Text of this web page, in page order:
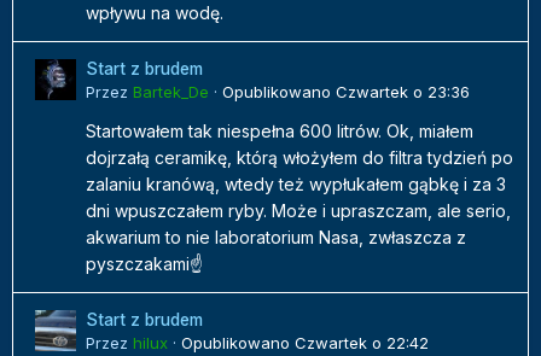
wpływu na wodę.
Start z brudem
Przez Bartek_De · Opublikowano Czwartek o 23:36
Startowałem tak niespełna 600 litrów. Ok, miałem
dojrzałą ceramikę, którą włożyłem do filtra tydzień po
zalaniu kranówą, wtedy też wypłukałem gąbkę i za 3
dni wpuszczałem ryby. Może i upraszczam, ale serio,
akwarium to nie laboratorium Nasa, zwłaszcza z
pyszczakami☝️
Start z brudem
Przez hilux · Opublikowano Czwartek o 22:42